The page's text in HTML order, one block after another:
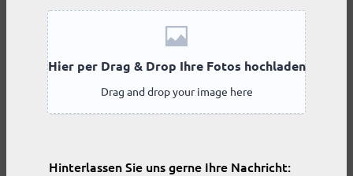
Hinterlassen Sie uns gerne Ihre Nachricht: